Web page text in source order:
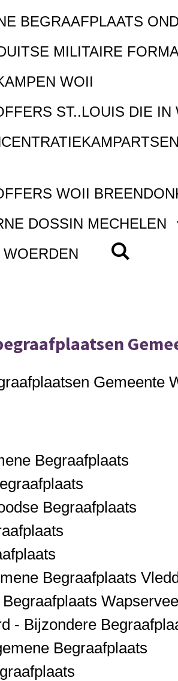
BEGRAAFPLAATS
MILITAIRE
WOII
ST..LOUIS DIE
WOII
DOSSIN MECHELEN
Gemeente
Begraafplaats
Begraafplaats
Begraafplaats
- Bijzondere
Begraafplaats